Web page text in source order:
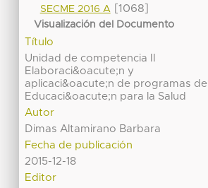
SECME 2016 A[1068]
Visualización del Documento
Título
Unidad de competencia II
Elaboraci&oacute;n y
aplicaci&oacute;n de programas de
Educaci&oacute;n para la Salud
Autor
Dimas Altamirano Barbara
Fecha de publicación
2015-12-18
Editor